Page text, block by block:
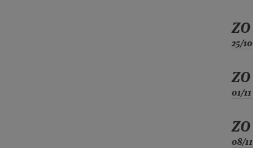
ZO
25/10
ZO
01/11
ZO
08/11